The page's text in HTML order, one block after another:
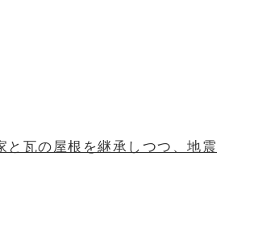
と瓦の屋根を継承しつつ、地震